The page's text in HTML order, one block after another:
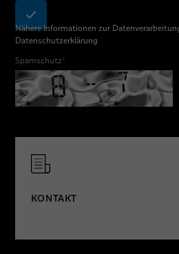
Nähere Informationen zur
Datenschutzerklärung
Spamschutz*
KONTAKT